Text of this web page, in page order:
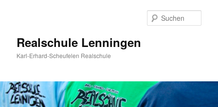
Realschule Lenningen
Karl-Erhard-Scheufelen Realschule